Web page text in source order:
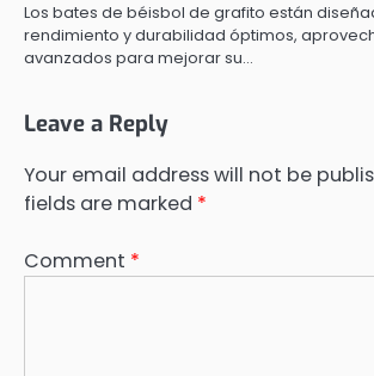
Los bates de béisbol de grafito están
rendimiento y durabilidad óptimos,
avanzados para mejorar su…
Leave a Reply
Your email address will not be
fields are marked *
Comment *